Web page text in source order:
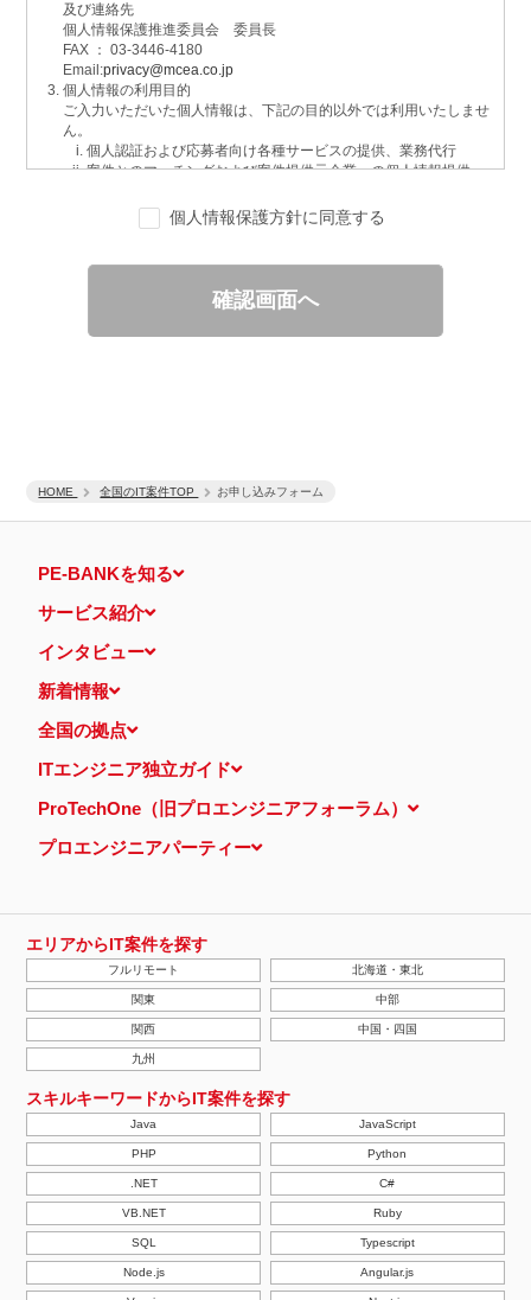
HOME 全国のIT案件TOP お申し込みフォーム
及び連絡先
個人情報保護推進委員会 委員長
FAX ： 03-3446-4180
Email:privacy@mcea.co.jp
個人情報の利用目的
ご入力いただいた個人情報は、下記の目的以外では利用いたしませ
ん。
個人認証および応募者向け各種サービスの提供、業務代行
案件とのマッチングおよび案件提供元企業への個人情報提供
サービスに関するご意見、お問い合わせへの回答
ご要望の分析、各種統計データの算出と分析
当社運営のウェブサイト訪問前にクリックされている広告の情
報（クリック日や広告掲載サイトなど）を取得のうえ、情報と
照合して広告効果を測定
個人情報の第三者提供について
的の通知・開示・内容の訂正・追加または削除・利用の停止・消去
認定個人情報保護団体の名称および、苦情の解決の申出先
一般社団法人日本個人情報管理協会（JAPiCO）
相談・苦情受付窓口
ル泉岳寺前
本人が容易に認識できない方法による個人情報の取得
当ウェブサイトでは、広告配信事業者が提供するプログラムを利用
し、特定のサイトにおいて行動ターゲティング広告（サイト閲覧情
報などをもとにユーザーの興味・関心にあわせて広告を配信する広
告手法）を行っております。 その際、ユーザーのサイト訪問履歴
情報を採取するためCookieを使用しています（ただし、個人を特
定・識別できるような情報は一切含まれておりません）。
正、その他個人情報の安全管理のために必要かつ適切な措置を講じ
ます。
当社の個人情報の取扱いに関する苦情、相談等の問合せ先
株式会社ＰＥ－ＢＡＮＫ 個人情報相談窓口
FAX：03-3446-4180
Email：privacy@mcea.co.jp
【2019年10月7日 改訂】
個人情報保護方針に同意する
確認画面へ
PE-BANKを知る
サービス紹介
インタビュー
新着情報
全国の拠点
ITエンジニア独立ガイド
ProTechOne（旧プロエンジニアフォーラム）
プロエンジニアパーティー
エリアからIT案件を探す
フルリモート 北海道・東北
関東 中部
関西 中国・四国
九州
スキルキーワードからIT案件を探す
Java JavaScript
PHP Python
.NET C#
VB.NET Ruby
SQL Typescript
Node.js Angular.js